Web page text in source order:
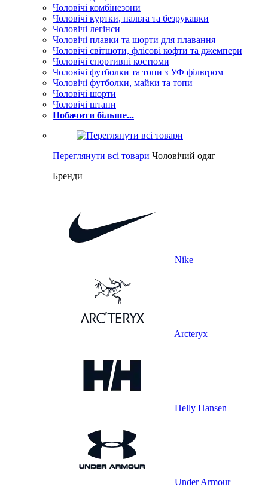
Чоловічі комбінезони
Чоловічі куртки, пальта та безрукавки
Чоловічі легінси
Чоловічі плавки та шорти для плавання
Чоловічі світшоти, флісові кофти та джемпери
Чоловічі спортивні костюми
Чоловічі футболки та топи з УФ фільтром
Чоловічі футболки, майки та топи
Чоловічі шорти
Чоловічі штани
Побачити більше...
Переглянути всі товари Чоловічий одяг
Бренди
Nike
Arcteryx
Helly Hansen
Under Armour